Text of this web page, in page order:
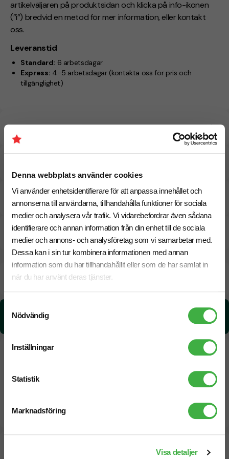
Denna webbplats använder cookies
Vi använder enhetsidentifierare för att anpassa innehållet och
annonserna till användarna, tillhandahålla funktioner för sociala
medier och analysera vår trafik. Vi vidarebefordrar även sådana
identifierare och annan information från din enhet till de sociala
medier och annons- och analysföretag som vi samarbetar med.
Dessa kan i sin tur kombinera informationen med annan
information som du har tillhandahållit eller som de har samlat in
när du har använt deras tjänster.
Nödvändig
Inställningar
Statistik
Marknadsföring
Visa detaljer
artikelväljaren på produktsidan och klicka på info-ikonen
(”i”) bredvid en metod för mer information, eller kontakt
oss.
Leveranstid
Standard: 6 arbetsdagar
Express: 4–5 arbetsdagar (kontakta oss för pris och
tillgänglighet)
Specifikationer
CO₂e -avtryck
18 Augusti Beräknad leveranstid:
Snabbare leverans? Kontakta oss.
CO₂e -avtryck:
0,30770684 kg CO₂e / per styck